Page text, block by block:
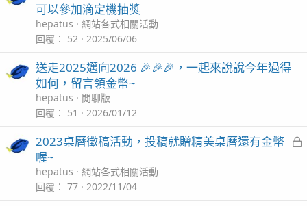
可以參加滴定機抽獎
hepatus
網站各式相關活動
回覆
52 2025/06/06
送走2025邁向2026 🎉🎉🎉，一起來說說今年過得
如何，留言領金幣~
hepatus
閒聊版
回覆
51 2026/01/12
2023桌曆徵稿活動，投稿就贈精美桌曆還有金幣
喔~
hepatus
網站各式相關活動
回覆
77 2022/11/04